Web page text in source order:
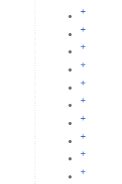
+
+
+
+
+
+
+
+
+
+